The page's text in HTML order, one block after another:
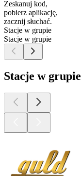
Zeskanuj kod,
pobierz aplikację,
zacznij słuchać.
Stacje w grupie
Stacje w grupie
Stacje w grupie